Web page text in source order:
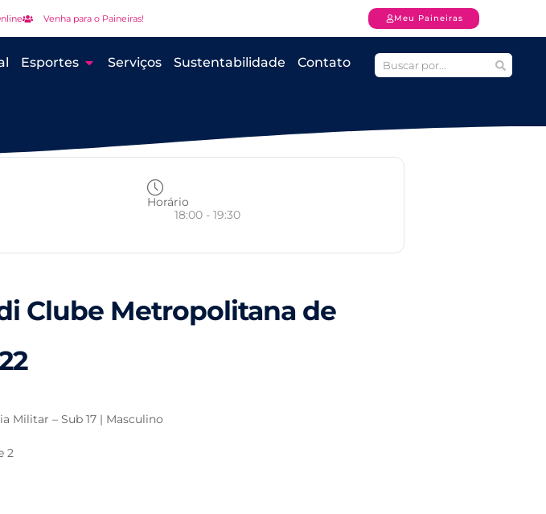
Venha para o Paineiras! Meu Paineiras
Esportes Serviços Sustentabilidade Contato
Horário
18:00 - 19:30
Clube Metropolitana de
Militar – Sub 17 | Masculino
2